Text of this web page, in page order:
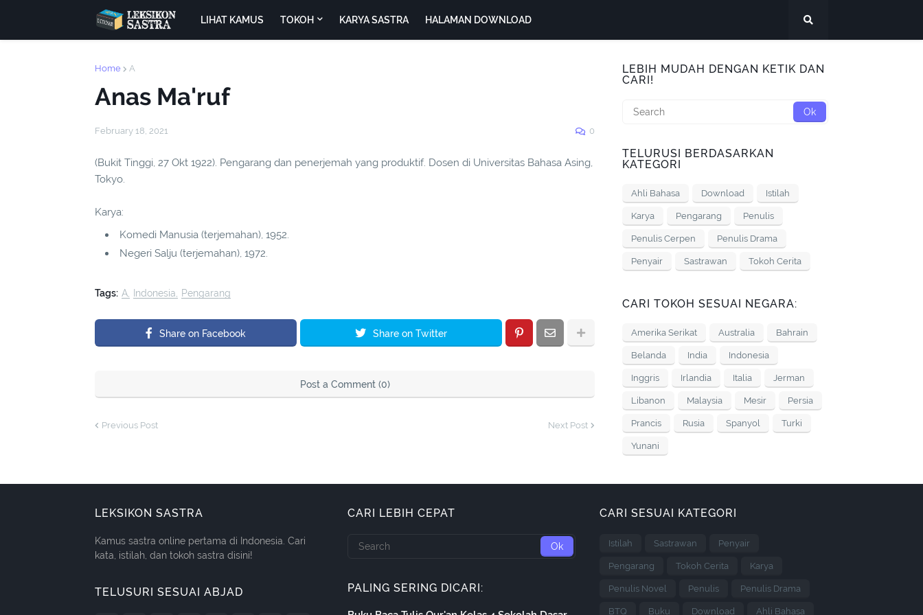
LIHAT KAMUS TOKOH KARYA SASTRA HALAMAN DOWNLOAD
Home A
Anas Ma'ruf
February 18, 2021 0
(Bukit Tinggi, 27 Okt 1922). Pengarang dan penerjemah yang produktif. Dosen di Universitas Bahasa Asing,
Tokyo.
Karya:
Komedi Manusia (terjemahan), 1952.
Negeri Salju (terjemahan), 1972.
Tags: A Indonesia Pengarang
Share on Facebook Share on Twitter
Post a Comment (0)
Previous Post Next Post
LEBIH MUDAH DENGAN KETIK DAN
CARI!
TELURUSI BERDASARKAN
KATEGORI
Ahli Bahasa Download Istilah
Karya Pengarang Penulis
Penulis Cerpen Penulis Drama
Penyair Sastrawan Tokoh Cerita
CARI TOKOH SESUAI NEGARA:
Amerika Serikat Australia Bahrain
Belanda India Indonesia
Inggris Irlandia Italia Jerman
Libanon Malaysia Mesir Persia
Prancis Rusia Spanyol Turki
Yunani
LEKSIKON SASTRA
Kamus sastra online pertama di Indonesia. Cari
kata, istilah, dan tokoh sastra disini!
TELUSURI SESUAI ABJAD
CARI LEBIH CEPAT
PALING SERING DICARI:
CARI SESUAI KATEGORI
Istilah Sastrawan Penyair
Pengarang Tokoh Cerita Karya
Penulis Novel Penulis Penulis Drama
BTQ Buku Download Ahli Bahasa